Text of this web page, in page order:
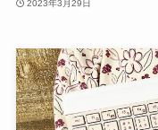
2023年3月29日